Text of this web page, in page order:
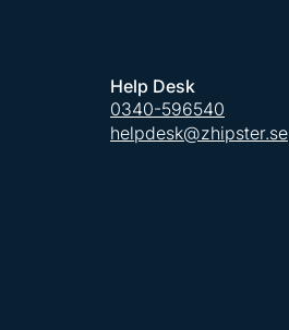
Help Desk
0340-596540
helpdesk@zhipster.se